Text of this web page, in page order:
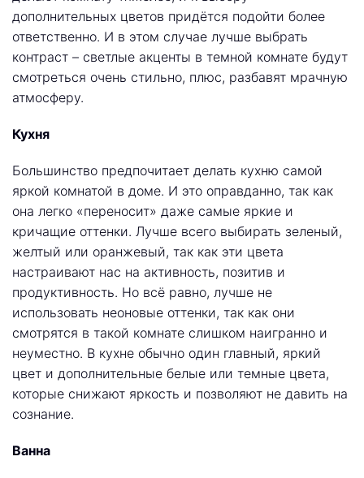
дополнительных цветов придётся подойти более
ответственно. И в этом случае лучше выбрать
контраст – светлые акценты в темной комнате будут
смотреться очень стильно, плюс, разбавят мрачную
атмосферу.
Кухня
Большинство предпочитает делать кухню самой
яркой комнатой в доме. И это оправданно, так как
она легко «переносит» даже самые яркие и
кричащие оттенки. Лучше всего выбирать зеленый,
желтый или оранжевый, так как эти цвета
настраивают нас на активность, позитив и
продуктивность. Но всё равно, лучше не
использовать неоновые оттенки, так как они
смотрятся в такой комнате слишком наигранно и
неуместно. В кухне обычно один главный, яркий
цвет и дополнительные белые или темные цвета,
которые снижают яркость и позволяют не давить на
сознание.
Ванна